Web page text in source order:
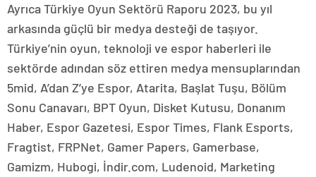
Ayrıca Türkiye Oyun Sektörü Raporu 2023, bu yıl
arkasında güçlü bir medya desteği de taşıyor.
Türkiye’nin oyun, teknoloji ve espor haberleri ile
sektörde adından söz ettiren medya mensuplarından
5mid, A’dan Z’ye Espor, Atarita, Başlat Tuşu, Bölüm
Sonu Canavarı, BPT Oyun, Disket Kutusu, Donanım
Haber, Espor Gazetesi, Espor Times, Flank Esports,
Fragtist, FRPNet, Gamer Papers, Gamerbase,
Gamizm, Hubogi, İndir.com, Ludenoid, Marketing